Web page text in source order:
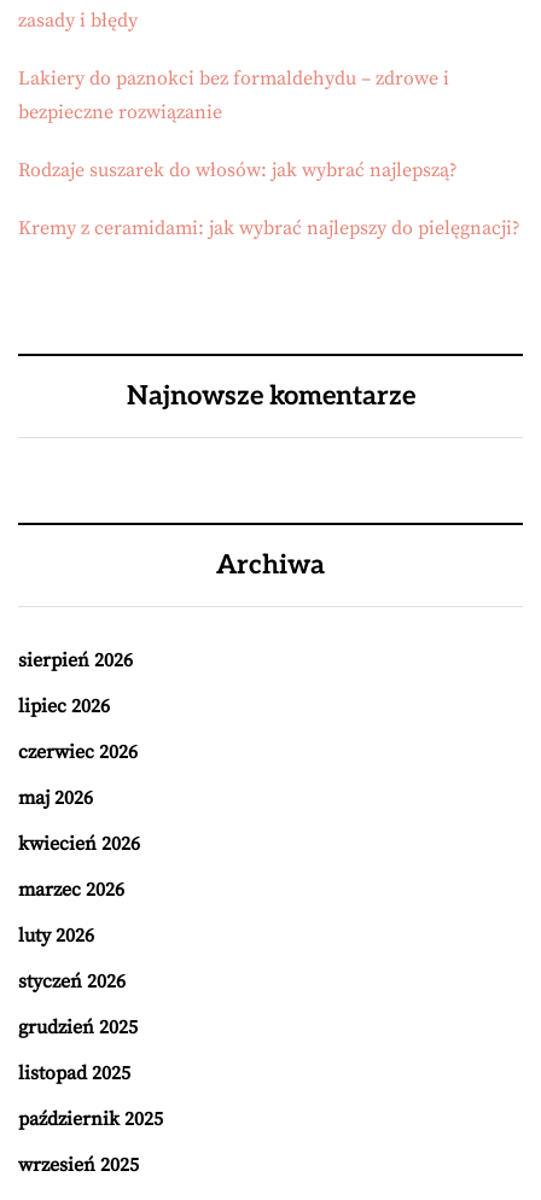
zasady i błędy
Lakiery do paznokci bez formaldehydu – zdrowe i
bezpieczne rozwiązanie
Rodzaje suszarek do włosów: jak wybrać najlepszą?
Kremy z ceramidami: jak wybrać najlepszy do pielęgnacji?
Najnowsze komentarze
Archiwa
sierpień 2026
lipiec 2026
czerwiec 2026
maj 2026
kwiecień 2026
marzec 2026
luty 2026
styczeń 2026
grudzień 2025
listopad 2025
październik 2025
wrzesień 2025